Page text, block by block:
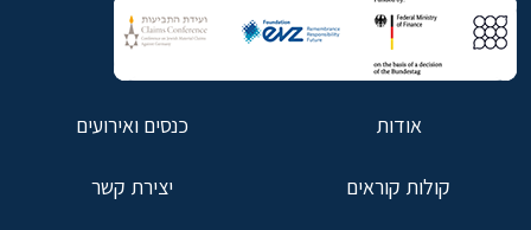
אודות כנסים ואירועים
קולות קוראים יצירת קשר